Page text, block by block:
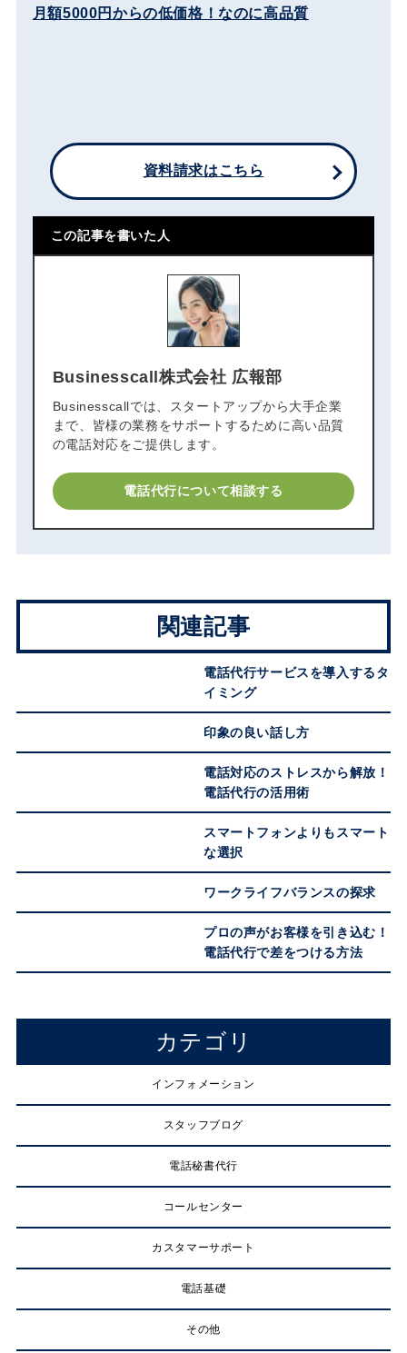
月額5000円からの低価格！なのに高品質
資料請求はこちら
この記事を書いた人
Businesscall株式会社 広報部
Businesscallでは、スタートアップから大手企業
まで、皆様の業務をサポートするために高い品質
の電話対応をご提供します。
電話代行について相談する
関連記事
電話代行サービスを導入するタ
イミング
印象の良い話し方
電話対応のストレスから解放！
電話代行の活用術
スマートフォンよりもスマート
な選択
ワークライフバランスの探求
プロの声がお客様を引き込む！
電話代行で差をつける方法
カテゴリ
インフォメーション
スタッフブログ
電話秘書代行
コールセンター
カスタマーサポート
電話基礎
その他